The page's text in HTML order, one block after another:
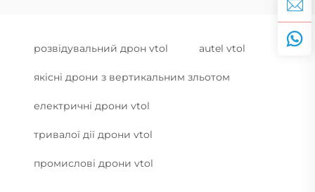
розвідувальний дрон vtol autel vtol
якісні дрони з вертикальним зльотом
електричні дрони vtol
тривалої дії дрони vtol
промислові дрони vtol